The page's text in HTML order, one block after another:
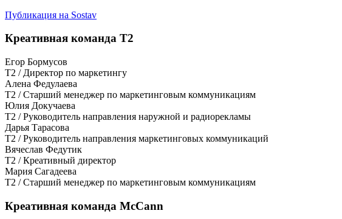
Публикация на Sostav
Креативная команда T2
Егор Бормусов
T2 / Директор по маркетингу
Алена Федулаева
T2 / Старший менеджер по маркетинговым коммуникациям
Юлия Докучаева
T2 / Руководитель направления наружной и радиорекламы
Дарья Тарасова
T2 / Руководитель направления маркетинговых коммуникаций
Вячеслав Федутик
T2 / Креативный директор
Мария Сагадеева
T2 / Старший менеджер по маркетинговым коммуникациям
Креативная команда McCann